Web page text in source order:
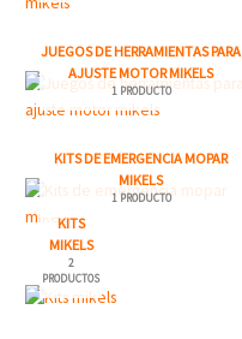
JUEGOS DE HERRAMIENTAS PARA
AJUSTE MOTOR MIKELS
1 PRODUCTO
KITS DE EMERGENCIA MOPAR
MIKELS
1 PRODUCTO
KITS
MIKELS
2
PRODUCTOS